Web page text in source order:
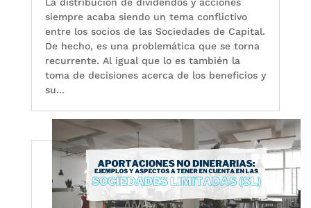
La distribución de dividendos y acciones
siempre acaba siendo un tema conflictivo
entre los socios de las Sociedades de Capital.
De hecho, es una problemática que se torna
recurrente. Al igual que lo es también la
toma de decisiones acerca de los beneficios y
su...